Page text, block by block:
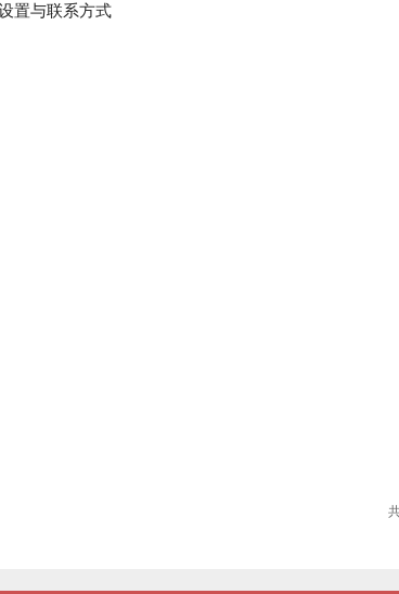
置与联系方式